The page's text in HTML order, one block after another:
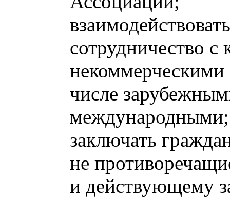
сотрудничество
некоммерческими
числе
международными;
заключать
не
и действующему